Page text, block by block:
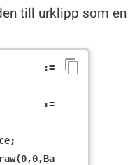
till urklipp som en
:=
:=